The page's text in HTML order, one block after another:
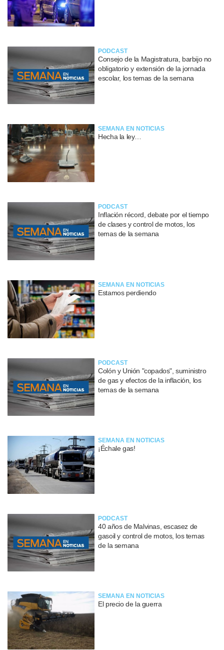
PODCAST
Consejo de la Magistratura, barbijo no
obligatorio y extensión de la jornada
escolar, los temas de la semana
SEMANA EN NOTICIAS
Hecha la ley…
PODCAST
Inflación récord, debate por el tiempo
de clases y control de motos, los
temas de la semana
SEMANA EN NOTICIAS
Estamos perdiendo
PODCAST
Colón y Unión "copados", suministro
de gas y efectos de la inflación, los
temas de la semana
SEMANA EN NOTICIAS
¡Échale gas!
PODCAST
40 años de Malvinas, escasez de
gasoil y control de motos, los temas
de la semana
SEMANA EN NOTICIAS
El precio de la guerra